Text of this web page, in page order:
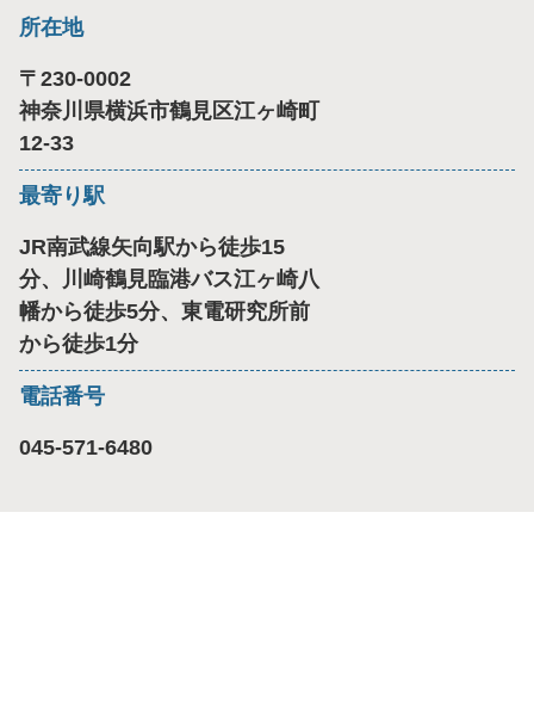
所在地
〒 230-0002
神奈川県横浜市鶴見区江ヶ崎町
12-33
最寄り駅
JR南武線矢向駅から徒歩15
分、川崎鶴見臨港バス江ヶ崎八
幡から徒歩5分、東電研究所前
から徒歩1分
電話番号
045-571-6480